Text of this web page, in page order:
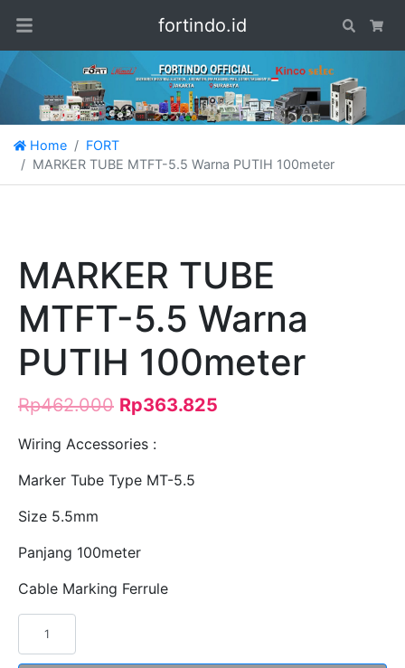
fortindo.id Search
Home
FORT
MARKER TUBE MTFT-5.5 Warna PUTIH 100meter
MARKER TUBE
MTFT-5.5 Warna
PUTIH 100meter
Rp462.000 Rp363.825
Wiring Accessories :
Marker Tube Type MT-5.5
Size 5.5mm
Panjang 100meter
Cable Marking Ferrule